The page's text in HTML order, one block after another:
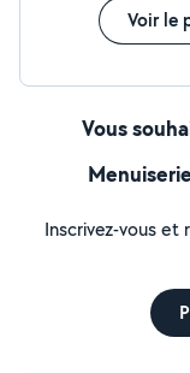
Voir le
Vous
Inscrivez-vous et